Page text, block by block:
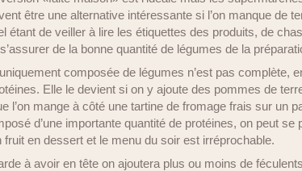
être une alternative intéressante si l’on manque de
étant de veiller à lire les étiquettes des produits, de
de la bonne quantité de légumes de la
composée de légumes n’est pas complète,
Elle le devient si on y ajoute des pommes de
l’on mange à côté une tartine de fromage frais sur un
d’une importante quantité de protéines, on peut se
fruit en dessert et le menu du soir est irréprochable.
à avoir en tête on ajoutera plus ou moins de